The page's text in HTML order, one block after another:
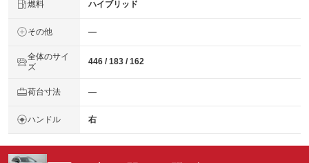
燃料 ハイブリッド
その他 ―
全体のサイ
ズ
446 / 183 / 162
荷台寸法 ―
ハンドル 右